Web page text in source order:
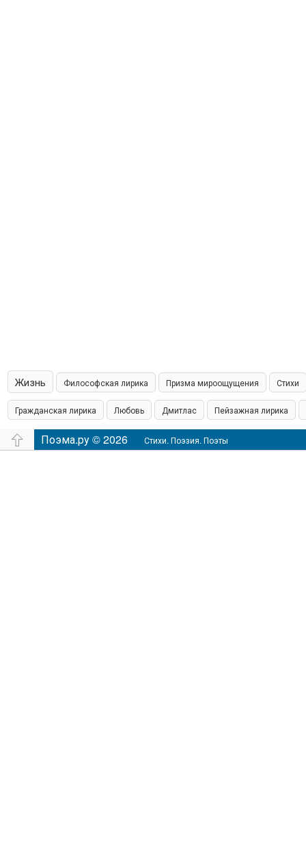
Жизнь Философская лирика Призма мироощущения Стихи
Гражданская лирика Любовь Дмитлас Пейзажная лирика
островская пишет Шамонин Сказки Юмор
Поэма.ру © 2026 Стихи. Поэзия. Поэты